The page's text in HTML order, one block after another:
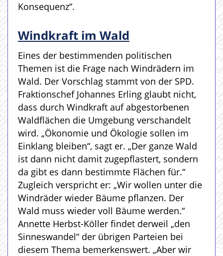
Konsequenz“.
Windkraft im Wald
Eines der bestimmenden politischen
Themen ist die Frage nach Windrädern im
Wald. Der Vorschlag stammt von der SPD.
Fraktionschef Johannes Erling glaubt nicht,
dass durch Windkraft auf abgestorbenen
Waldflächen die Umgebung verschandelt
wird. „Ökonomie und Ökologie sollen im
Einklang bleiben“, sagt er. „Der ganze Wald
ist dann nicht damit zugepflastert, sondern
da gibt es dann bestimmte Flächen für.“
Zugleich verspricht er: „Wir wollen unter die
Windräder wieder Bäume pflanzen. Der
Wald muss wieder voll Bäume werden.“
Annette Herbst-Köller findet derweil „den
Sinneswandel“ der übrigen Parteien bei
diesem Thema bemerkenswert. „Aber wir